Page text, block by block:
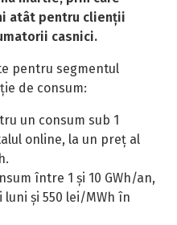
atât pentru clienții
casnici.
pentru segmentul
de consum:
un consum sub 1
online, la un preț al
între 1 și 10 GWh/an,
și 550 lei/MWh în